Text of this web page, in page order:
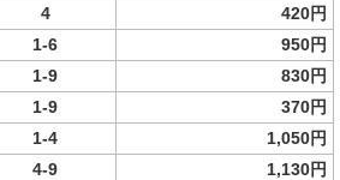
4
420円
1-6
950円
1-9 830円
1-9
370円
1-4
1,050円
4-9
1,130円